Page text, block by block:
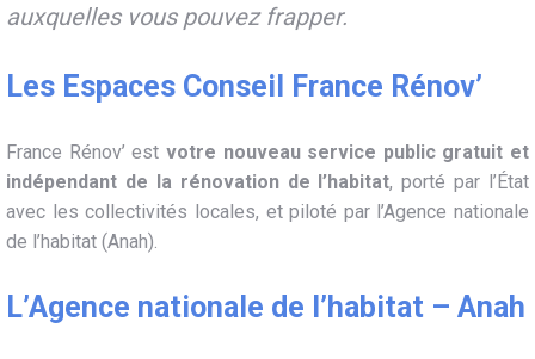
auxquelles vous pouvez frapper.
Les Espaces Conseil France Rénov’
France Rénov’ est votre nouveau service public gratuit et
indépendant de la rénovation de l’habitat, porté par l’État
avec les collectivités locales, et piloté par l’Agence nationale
de l’habitat (Anah).
L’Agence nationale de l’habitat – Anah